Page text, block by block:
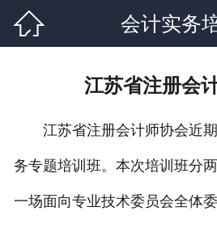
 会计实务
江苏省注册会
江苏省注册会计师协会近期
务专题培训班。本次培训班分
一场面向专业技术委员会全体